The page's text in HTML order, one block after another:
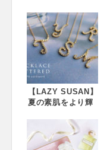
【LAZY SUSAN】
夏の素肌をより輝
ジュエリー「ネッ
クレス レタード」
発売